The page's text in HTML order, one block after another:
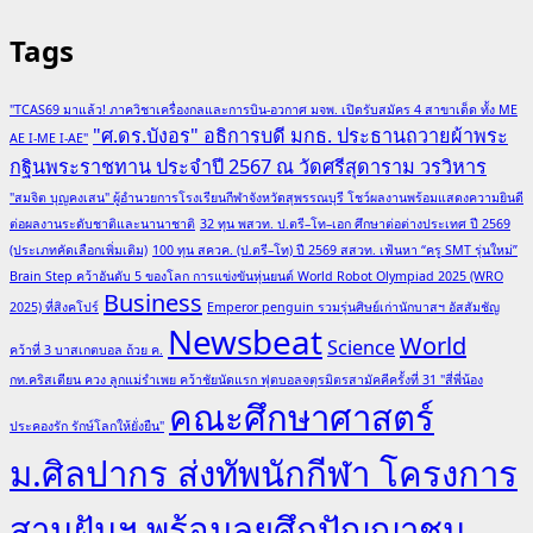
Tags
"TCAS69 มาแล้ว! ภาควิชาเครื่องกลและการบิน-อวกาศ มจพ. เปิดรับสมัคร 4 สาขาเด็ด ทั้ง ME
AE I-ME I-AE" "ศ.ดร.บังอร" อธิการบดี มกธ. ประธานถวายผ้าพระ
กฐินพระราชทาน ประจำปี 2567 ณ วัดศรีสุดาราม วรวิหาร
"สมจิต บุญคงเสน" ผู้อำนวยการโรงเรียนกีฬาจังหวัดสุพรรณบุรี โชว์ผลงานพร้อมแสดงความยินดี
ต่อผลงานระดับชาติและนานาชาติ 32 ทุน พสวท. ป.ตรี–โท–เอก ศึกษาต่อต่างประเทศ ปี 2569
(ประเภทคัดเลือกเพิ่มเติม) 100 ทุน สควค. (ป.ตรี–โท) ปี 2569 สสวท. เฟ้นหา “ครู SMT รุ่นใหม่”
Brain Step คว้าอันดับ 5 ของโลก การแข่งขันหุ่นยนต์ World Robot Olympiad 2025 (WRO
2025) ที่สิงคโปร์ Business Emperor penguin รวมรุ่นศิษย์เก่านักบาสฯ อัสสัมชัญ
คว้าที่ 3 บาสเกตบอล ถ้วย ค. NewsbeatScienceWorld
กท.คริสเตียน ควง ลูกแม่รำเพย คว้าชัยนัดแรก ฟุตบอลจตุรมิตรสามัคคีครั้งที่ 31 "สี่พี่น้อง
ประคองรัก รักษ์โลกให้ยั่งยืน" คณะศึกษาศาสตร์
ม.ศิลปากร ส่งทัพนักกีฬา โครงการ